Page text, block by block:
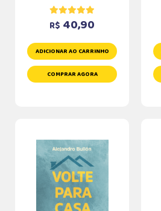
R$ 40,90
ADICIONAR AO CARRINHO
COMPRAR AGORA